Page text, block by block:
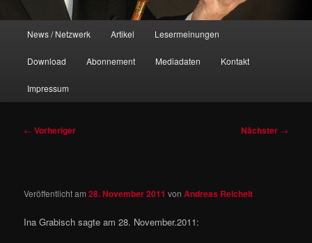
News / Netzwerk Artikel Lesermeinungen
Download Abonnement Mediadaten Kontakt
Impressum
Beitragsnavigation
← Vorheriger Nächster →
Veröffentlicht am28. November 2011 vonAndreas Reichelt
Ina Grabisch sagte am 28. November.2011: